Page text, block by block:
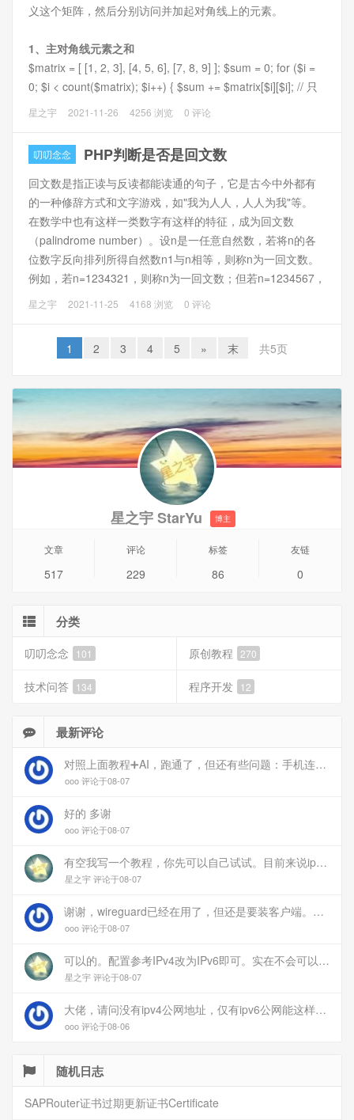
义这个矩阵，然后分别访问并加起对角线上的元素。
1、主对角线元素之和
$matrix = [ [1, 2, 3], [4, 5, 6], [7, 8, 9] ]; $sum = 0; for ($i =
0; $i < count($matrix); $i++) { $sum += $matrix[$i][$i]; // 只
加对角线上的元素 } echo "对角线元素之和是: " . $sum; //对
2、次对角线元素之和
星之宇 2021-11-26 4256 浏览 0 评论
叨叨念念 PHP判断是否是回文数
回文数是指正读与反读都能读通的句子，它是古今中外都有
的一种修辞方式和文字游戏，如"我为人人，人人为我"等。
在数学中也有这样一类数字有这样的特征，成为回文数
（palindrome number）。设n是一任意自然数，若将n的各
位数字反向排列所得自然数n1与n相等，则称n为一回文数。
例如，若n=1234321，则称n为一回文数；但若n=1234567，
则n不是回文数1。
PHP判断是否回文数代码：
星之宇 2021-11-25 4168 浏览 0 评论
1 2 3 4 5 » 末 共5页
星之宇 StarYu 博主
文章
517
评论
229
标签
86
友链
0
分类
叨叨念念 101 原创教程 270
技术问答 134 程序开发 12
最新评论
对照上面教程➕AI，跑通了，但还有些问题：手机连上vpn后，部分家里内网的服务能访问（内网的Debian服务器可以），部分不能(routeros网页），不知道问题出在哪
ooo 评论于08-07
好的 多谢
ooo 评论于08-07
有空我写一个教程，你先可以自己试试。目前来说ipv6应该没问题的。
星之宇 评论于08-07
谢谢，wireguard已经在用了，但还是要装客户端。您这个方案连客户端都免了
ooo 评论于08-07
可以的。配置参考IPv4改为IPv6即可。实在不会可以用wireguard，这个简单和稳定
星之宇 评论于08-07
大佬，请问没有ipv4公网地址，仅有ipv6公网能这样玩吗？
ooo 评论于08-06
随机日志
SAPRouter证书过期更新证书Certificate